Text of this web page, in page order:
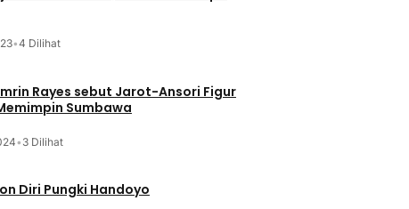
•4 Dilihat
Jarot-Ansori Figur
Sumbawa
• 3 Dilihat
Diri Pungki Handoyo